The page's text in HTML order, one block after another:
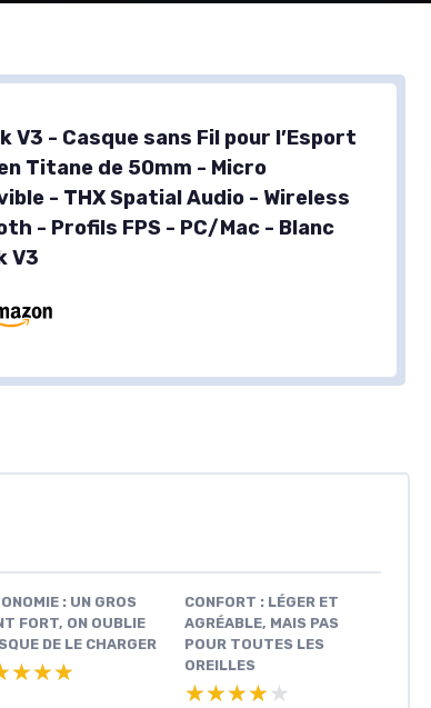
V3 - Casque sans Fil pour l’Esport
Titane de 50mm - Micro
- THX Spatial Audio - Wireless
- Profils FPS - PC/Mac - Blanc
V3
: UN GROS
FORT, ON OUBLIE
DE LE CHARGER
CONFORT : LÉGER ET
AGRÉABLE, MAIS PAS
POUR TOUTES LES
OREILLES
★★★★★
★★★★★